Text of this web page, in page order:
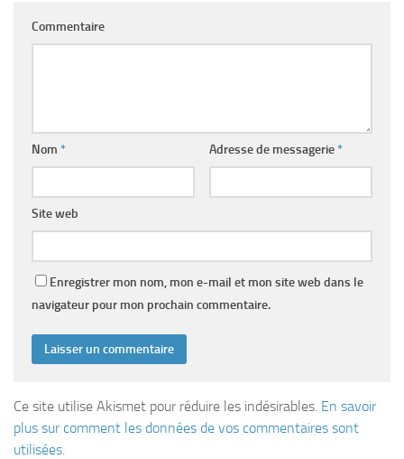
Commentaire
Nom * Adresse de messagerie*
Site web
Enregistrer mon nom, mon e-mail et mon site web dans le
navigateur pour mon prochain commentaire.
Ce site utilise Akismet pour réduire les indésirables. En savoir
plus sur comment les données de vos commentaires sont
utilisées